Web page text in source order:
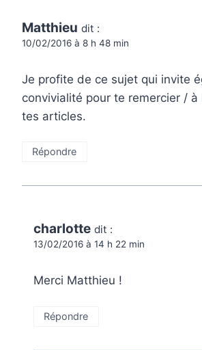
Matthieu dit :
10/02/2016 à 8 h 48 min
Je profite de ce sujet qui invite
convivialité pour te remercier / à
tes articles.
Répondre
charlotte dit :
13/02/2016 à 14 h 22 min
Merci Matthieu !
Répondre